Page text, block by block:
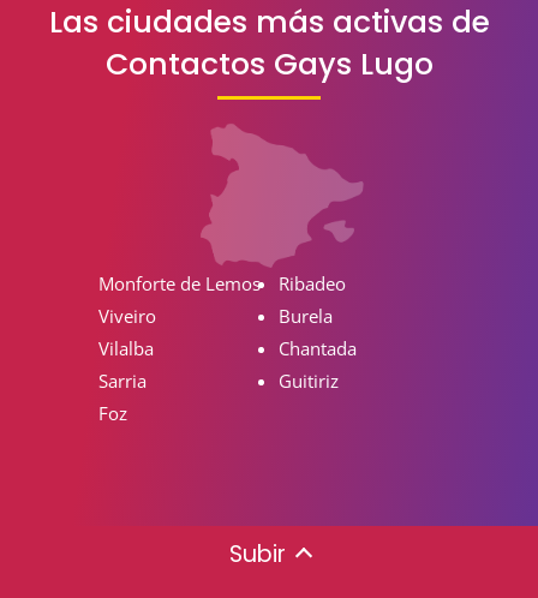
Las ciudades más activas de
Contactos Gays Lugo
Monforte de Lemos
Viveiro
Vilalba
Sarria
Foz
Ribadeo
Burela
Chantada
Guitiriz
Subir